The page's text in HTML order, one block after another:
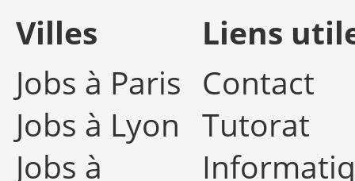
Villes
Jobs à Paris
Jobs à Lyon
Jobs à
Liens
Contact
Tutorat